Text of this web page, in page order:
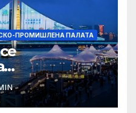
ПРОМИШЛЕНА ПАЛАТА
растеж на